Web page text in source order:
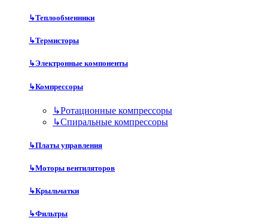
↳Теплообменники
↳Термисторы
↳Электронные компоненты
↳Компрессоры
↳Ротационные компрессоры
↳Спиральные компрессоры
↳Платы управления
↳Моторы вентиляторов
↳Крыльчатки
↳Фильтры